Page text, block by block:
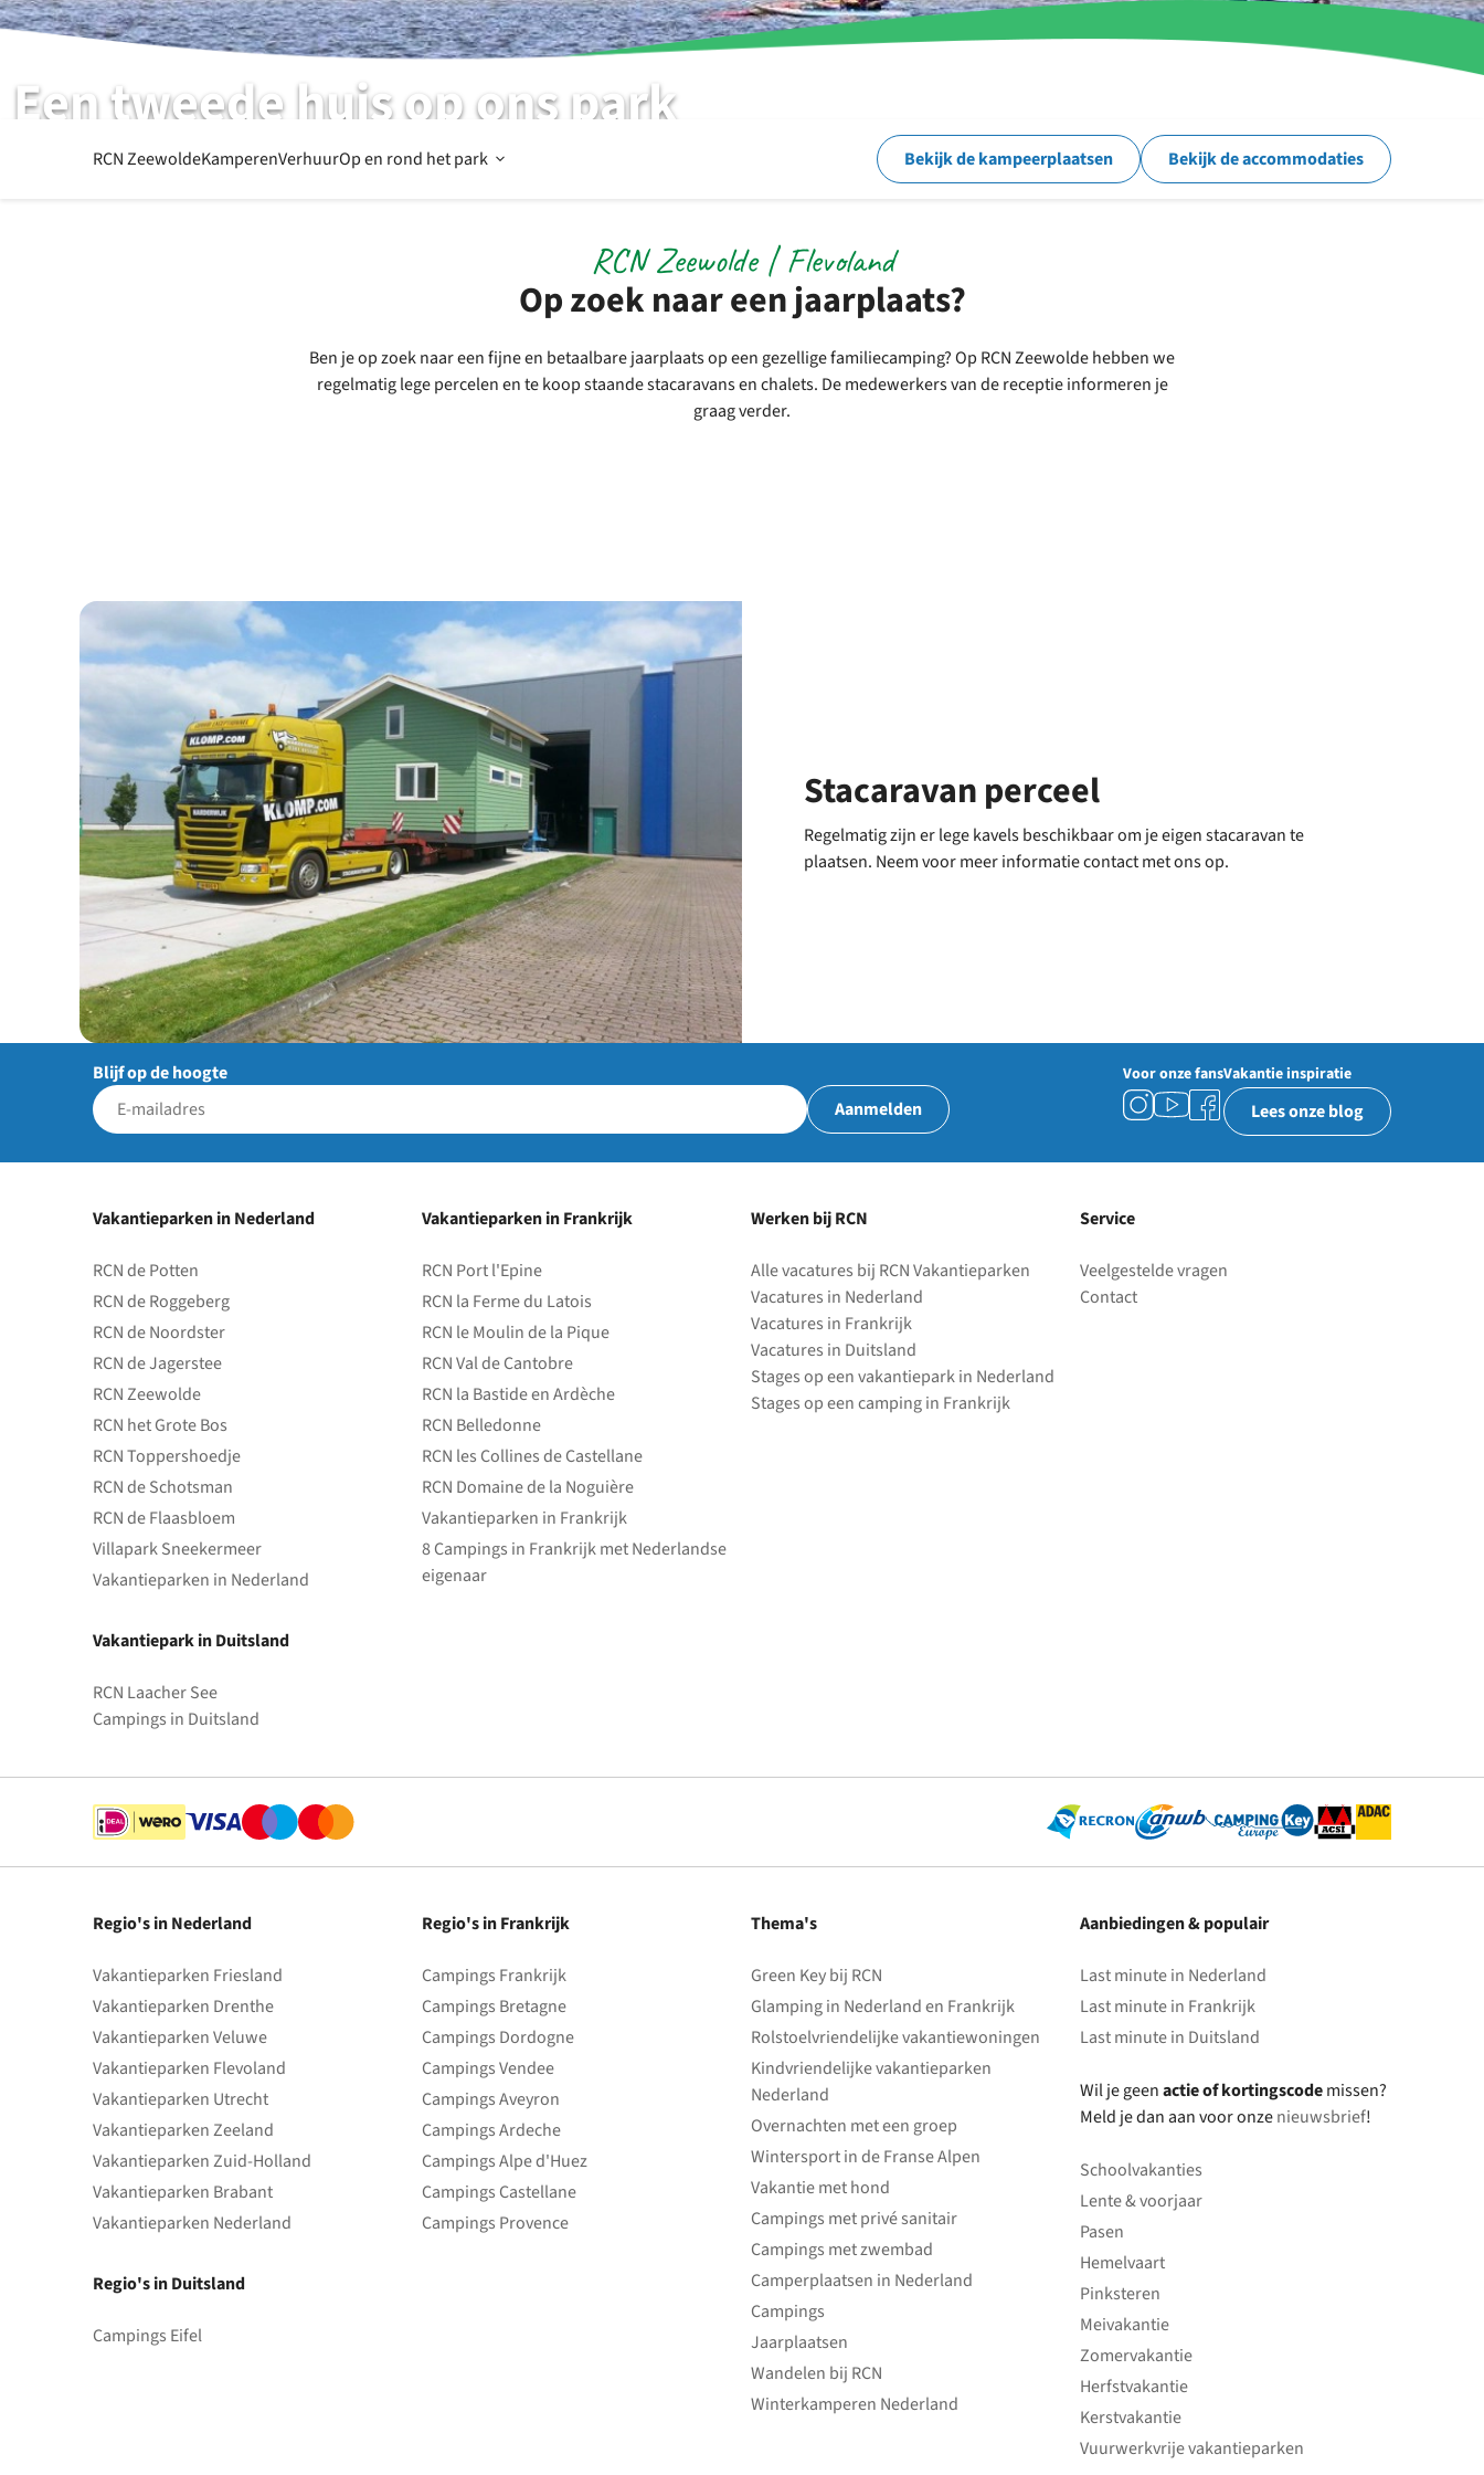
Een tweede huis op ons park
Schitterende locatie centraal in Nederland
RCN ZeewoldeKamperenVerhuurOp en rond het park Open
rond
Bekijk de kampeerplaatsen Bekijk de accommodaties
Op zoek naar een jaarplaats?
RCN Zeewolde | Flevoland
Ben je op zoek naar een fijne en betaalbare jaarplaats op een gezellige familiecamping? Op RCN Zeewolde hebben we
regelmatig lege percelen en te koop staande stacaravans en chalets. De medewerkers van de receptie informeren je
graag verder.
Stacaravan perceel
Regelmatig zijn er lege kavels beschikbaar om je eigen stacaravan te
plaatsen. Neem voor meer informatie contact met ons op.
Blijf op de hoogte
Aanmelden
Voor onze fansVakantie inspiratie
Lees onze blog
Vakantieparken in Nederland
RCN de Potten
RCN de Roggeberg
RCN de Noordster
RCN de Jagerstee
RCN Zeewolde
RCN het Grote Bos
RCN Toppershoedje
RCN de Schotsman
RCN de Flaasbloem
Villapark Sneekermeer
Vakantieparken in Nederland
Vakantiepark in Duitsland
RCN Laacher See
Campings in Duitsland
Vakantieparken in Frankrijk
RCN Port l'Epine
RCN la Ferme du Latois
RCN le Moulin de la Pique
RCN Val de Cantobre
RCN la Bastide en Ardèche
RCN Belledonne
RCN les Collines de Castellane
RCN Domaine de la Noguière
Vakantieparken in Frankrijk
8 Campings in Frankrijk met Nederlandse
eigenaar
Werken bij RCN
Alle vacatures bij RCN Vakantieparken
Vacatures in Nederland
Vacatures in Frankrijk
Vacatures in Duitsland
Stages op een vakantiepark in Nederland
Stages op een camping in Frankrijk
Service
Veelgestelde vragen
Contact
Regio's in Nederland
Vakantieparken Friesland
Vakantieparken Drenthe
Vakantieparken Veluwe
Vakantieparken Flevoland
Vakantieparken Utrecht
Vakantieparken Zeeland
Vakantieparken Zuid-Holland
Vakantieparken Brabant
Vakantieparken Nederland
Regio's in Duitsland
Campings Eifel
Regio's in Frankrijk
Campings Frankrijk
Campings Bretagne
Campings Dordogne
Campings Vendee
Campings Aveyron
Campings Ardeche
Campings Alpe d'Huez
Campings Castellane
Campings Provence
Thema's
Green Key bij RCN
Glamping in Nederland en Frankrijk
Rolstoelvriendelijke vakantiewoningen
Kindvriendelijke vakantieparken
Nederland
Overnachten met een groep
Wintersport in de Franse Alpen
Vakantie met hond
Campings met privé sanitair
Campings met zwembad
Camperplaatsen in Nederland
Campings
Jaarplaatsen
Wandelen bij RCN
Winterkamperen Nederland
Aanbiedingen & populair
Last minute in Nederland
Last minute in Frankrijk
Last minute in Duitsland
Wil je geenactie of kortingscodemissen?
Meld je dan aan voor onzenieuwsbrief!
Schoolvakanties
Lente & voorjaar
Pasen
Hemelvaart
Pinksteren
Meivakantie
Zomervakantie
Herfstvakantie
Kerstvakantie
Vuurwerkvrije vakantieparken